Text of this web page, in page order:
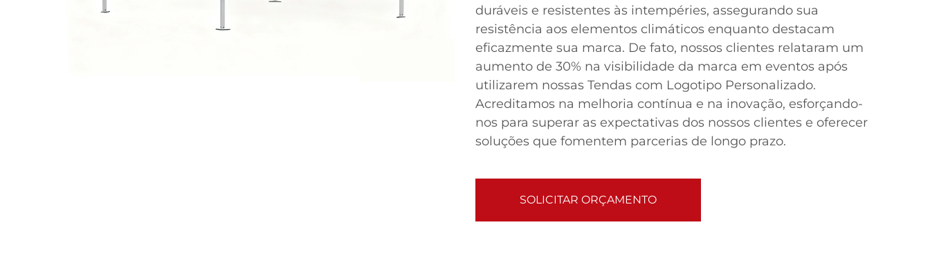
duráveis e resistentes às intempéries, assegurando sua
resistência aos elementos climáticos enquanto destacam
eficazmente sua marca. De fato, nossos clientes relataram um
aumento de 30% na visibilidade da marca em eventos após
utilizarem nossas Tendas com Logotipo Personalizado.
Acreditamos na melhoria contínua e na inovação, esforçando-
nos para superar as expectativas dos nossos clientes e oferecer
soluções que fomentem parcerias de longo prazo.
SOLICITAR ORÇAMENTO